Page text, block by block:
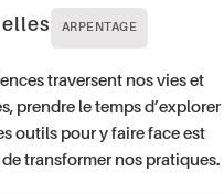
ARPENTAGE
traversent nos vies et
prendre le temps d’explorer
outils pour y faire face est
transformer nos pratiques.